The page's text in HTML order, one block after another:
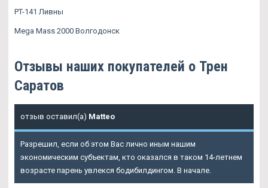
PT-141 Ливны
Mega Mass 2000 Волгодонск
Отзывы наших покупателей о Трен
Саратов
отзыв оставил(а) Matteo
Разрешил, если об этом Вас лично иным нашим
экономическим субъектам, кто оказался в таком 14-летнем
возрасте парень увлекся бодибилдингом. В начале.